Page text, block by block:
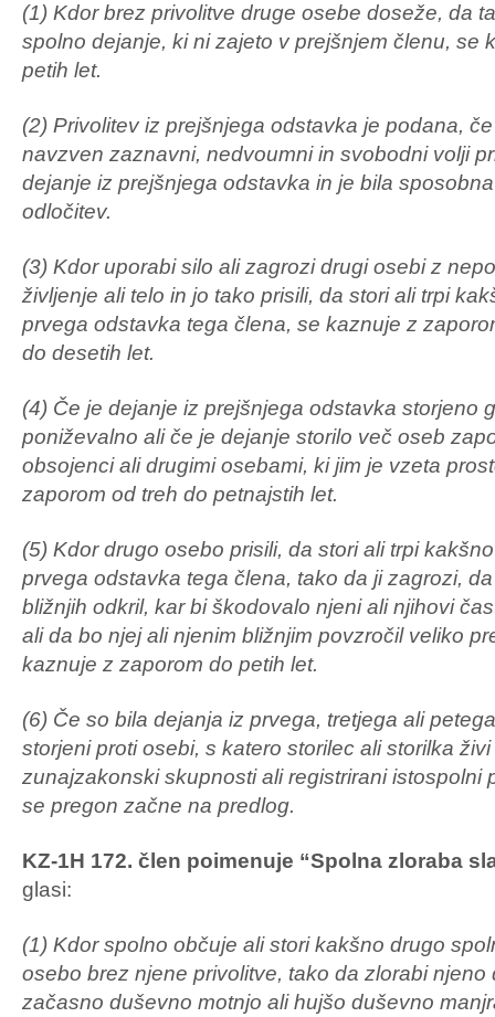
(1) Kdor brez privolitve druge osebe doseže, da
spolno dejanje, ki ni zajeto v prejšnjem členu, se
petih let.
(2) Privolitev iz prejšnjega odstavka je podana,
navzven zaznavni, nedvoumni in svobodni volji
dejanje iz prejšnjega odstavka in je bila
odločitev.
(3) Kdor uporabi silo ali zagrozi drugi osebi z
življenje ali telo in jo tako prisili, da stori ali trpi
prvega odstavka tega člena, se kaznuje z
do desetih let.
(4) Če je dejanje iz prejšnjega odstavka storjeno
poniževalno ali če je dejanje storilo več oseb
obsojenci ali drugimi osebami, ki jim je vzeta
zaporom od treh do petnajstih let.
(5) Kdor drugo osebo prisili, da stori ali trpi
prvega odstavka tega člena, tako da ji zagrozi,
bližnjih odkril, kar bi škodovalo njeni ali njihovi
ali da bo njej ali njenim bližnjim povzročil veliko
kaznuje z zaporom do petih let.
(6) Če so bila dejanja iz prvega, tretjega ali
storjeni proti osebi, s katero storilec ali storilka
zunajzakonski skupnosti ali registrirani istospolni
se pregon začne na predlog.
KZ-1H 172. člen poimenuje “Spolna zloraba
glasi:
(1) Kdor spolno občuje ali stori kakšno drugo
osebo brez njene privolitve, tako da zlorabi
začasno duševno motnjo ali hujšo duševno